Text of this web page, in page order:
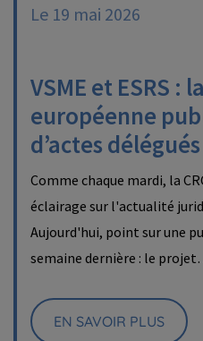
Le 19 mai 2026
VSME et ESRS :
européenne
d’actes délégués
Comme chaque mardi, la
éclairage sur l'actualité
Aujourd'hui, point sur une
semaine dernière : le
EN SAVOIR PLUS